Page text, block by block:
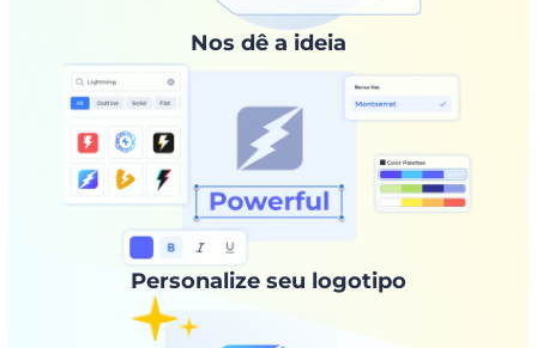
Nos dê a ideia
Personalize seu logotipo